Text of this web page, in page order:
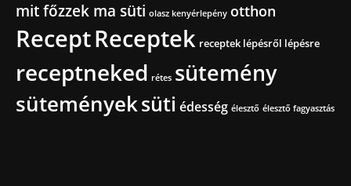
mit főzzek ma süti olasz kenyérlepény otthon
ReceptReceptek receptek lépésről lépésre
receptneked rétes sütemény
süteményeksüti édesség élesztő élesztő fagyasztás